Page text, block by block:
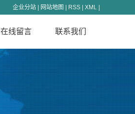
企业分站 网站地图 RSS XML
在线留言 联系我们